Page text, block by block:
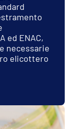
di elicottero è